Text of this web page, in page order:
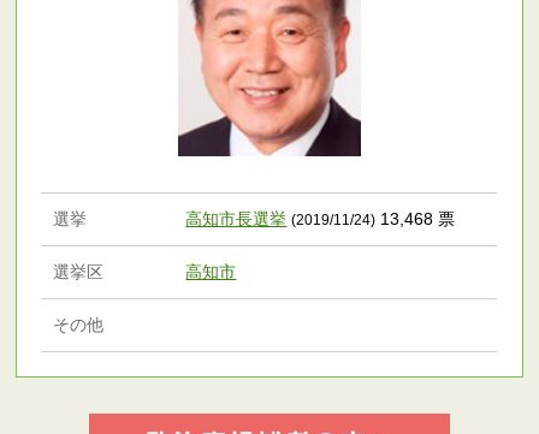
選挙 高知市長選挙 (2019/11/24) 13,468 票
選挙区 高知市
その他